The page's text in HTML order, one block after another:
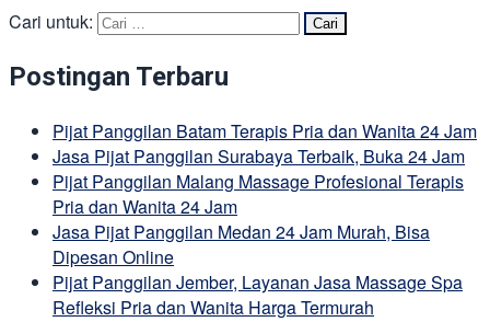
Cari untuk:
Postingan Terbaru
Pijat Panggilan Batam Terapis Pria dan Wanita 24 Jam
Jasa Pijat Panggilan Surabaya Terbaik, Buka 24 Jam
Pijat Panggilan Malang Massage Profesional Terapis
Pria dan Wanita 24 Jam
Jasa Pijat Panggilan Medan 24 Jam Murah, Bisa
Dipesan Online
Pijat Panggilan Jember, Layanan Jasa Massage Spa
Refleksi Pria dan Wanita Harga Termurah